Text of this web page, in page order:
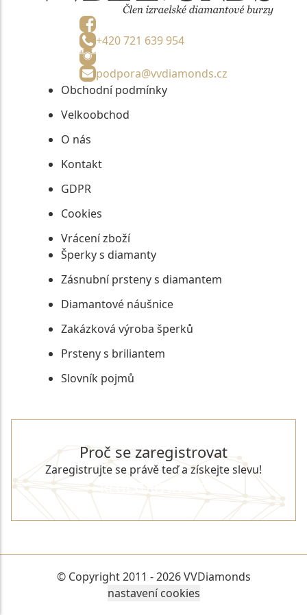
+420 721 639 954
podpora@vvdiamonds.cz
Obchodní podmínky
Velkoobchod
O nás
Kontakt
GDPR
Cookies
Vrácení zboží
Šperky s diamanty
Zásnubní prsteny s diamantem
Diamantové náušnice
Zakázková výroba šperků
Prsteny s briliantem
Slovník pojmů
Proč se zaregistrovat
Zaregistrujte se právě teď a získejte slevu!
REGISTROVAT SE
© Copyright 2011 - 2026 VVDiamonds
nastavení cookies